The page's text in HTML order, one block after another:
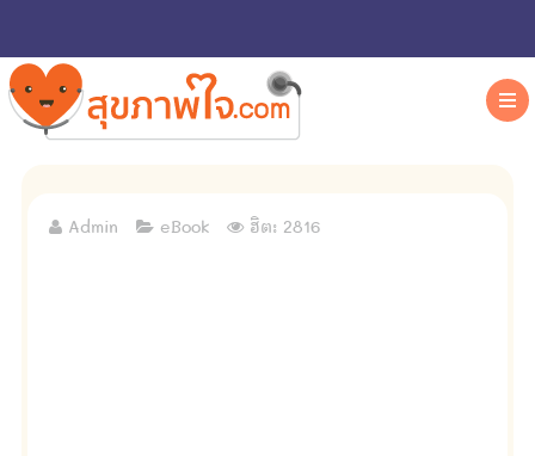
Admin eBook ฮิต: 2816